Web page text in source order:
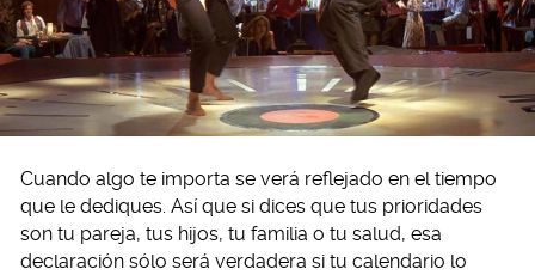
Cuando algo te importa se verá reflejado en el tiempo
que le dediques. Así que si dices que tus prioridades
son tu pareja, tus hijos, tu familia o tu salud, esa
declaración sólo será verdadera si tu calendario lo